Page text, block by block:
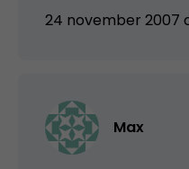
24 november 2007
Max